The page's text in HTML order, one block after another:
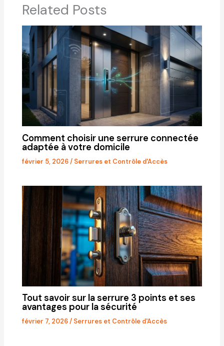
Related Posts
Comment choisir une serrure connectée
adaptée à votre domicile
février 5, 2026/ Serrures et Contrôle d'Accès
Tout savoir sur la serrure 3 points et ses
avantages pour la sécurité
février 7, 2026/ Serrures et Contrôle d'Accès